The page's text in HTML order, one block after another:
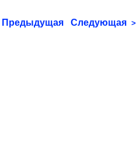
Предыдущая Следующая >